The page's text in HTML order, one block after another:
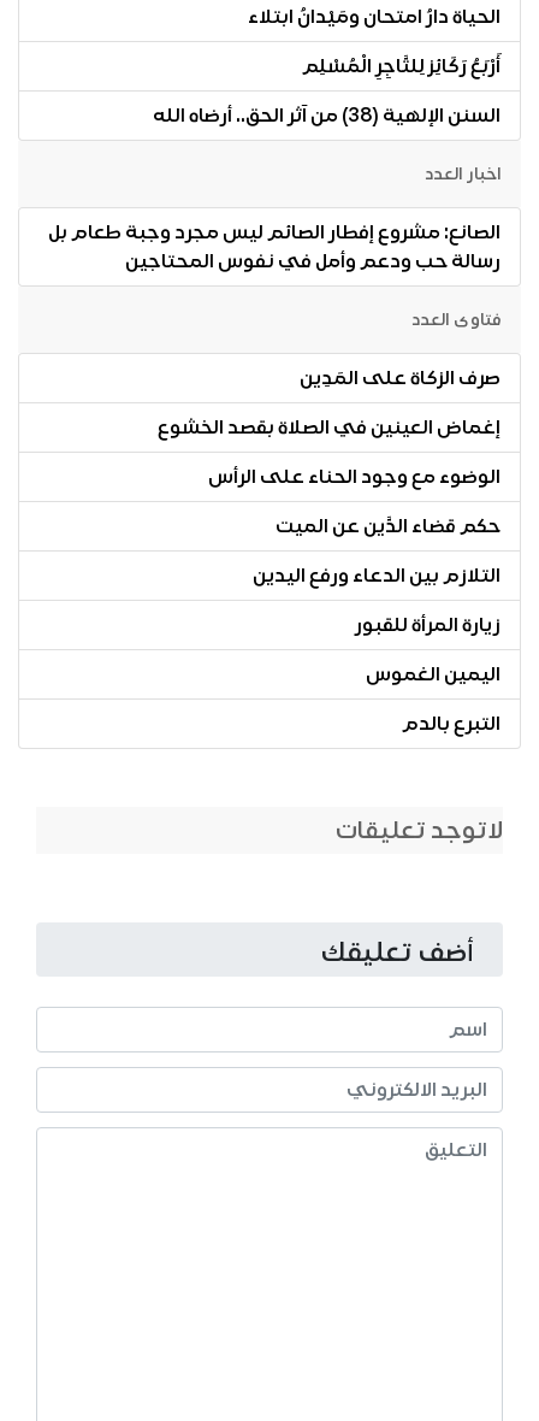
الحياة دارُ امتحان ومَيْدانُ ابتلاء
أَرْبَعُ رَكَائِز لِلتَّاجِرِ الْمُسْلِم
السنن الإلهية (38) من آثر الحق.. أرضاه الله
اخبار العدد
الصانع: مشروع إفطار الصائم ليس مجرد وجبة طعام بل
رسالة حب ودعم وأمل في نفوس المحتاجين
فتاوى العدد
صرف الزكاة على المَدِين
إغماض العينين في الصلاة بقصد الخشوع
الوضوء مع وجود الحناء على الرأس
حكم قضاء الدَّين عن الميت
التلازم بين الدعاء ورفع اليدين
زيارة المرأة للقبور
اليمين الغموس
التبرع بالدم
لاتوجد تعليقات
أضف تعليقك